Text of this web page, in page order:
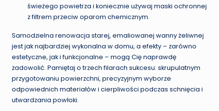
świeżego powietrza i koniecznie używaj maski ochronnej
z filtrem przeciw oparom chemicznym.
Samodzielna renowacja starej, emaliowanej wanny żeliwnej
jest jak najbardziej wykonalna w domu, a efekty – zarówno
estetyczne, jak i funkcjonalne – mogą Cię naprawdę
zadowolić. Pamiętaj o trzech filarach sukcesu: skrupulatnym
przygotowaniu powierzchni, precyzyjnym wyborze
odpowiednich materiałów i cierpliwości podczas schnięcia i
utwardzania powłoki.